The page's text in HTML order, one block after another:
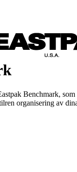
Benchmark,
organisering av